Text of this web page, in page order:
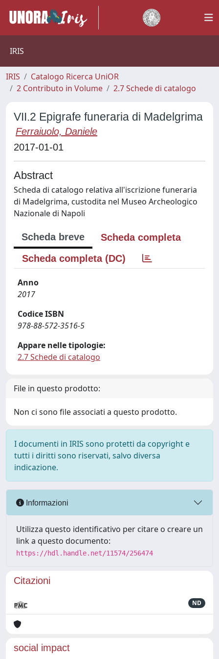
IRIS
IRIS
Catalogo Ricerca UniOR
2 Contributo in Volume
2.7 Schede di catalogo
VII.2 Epigrafe funeraria di Madelgrima
Ferraiuolo, Daniele
2017-01-01
Abstract
Scheda di catalogo relativa all'iscrizione funeraria
di Madelgrima, custodita nel Museo Archeologico
Nazionale di Napoli
Scheda breve
Scheda completa
Scheda completa (DC)
Anno
2017
Codice ISBN
978-88-572-3516-5
Appare nelle tipologie:
2.7 Schede di catalogo
File in questo prodotto:
Non ci sono file associati a questo prodotto.
I documenti in IRIS sono protetti da copyright e
tutti i diritti sono riservati, salvo diversa
indicazione.
Informazioni
Utilizza questo identificativo per citare o creare un
link a questo documento:
https://hdl.handle.net/11574/256474
Citazioni
ND
social impact